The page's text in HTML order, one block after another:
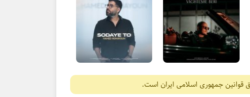
جمهوری اسلامی ایران است.